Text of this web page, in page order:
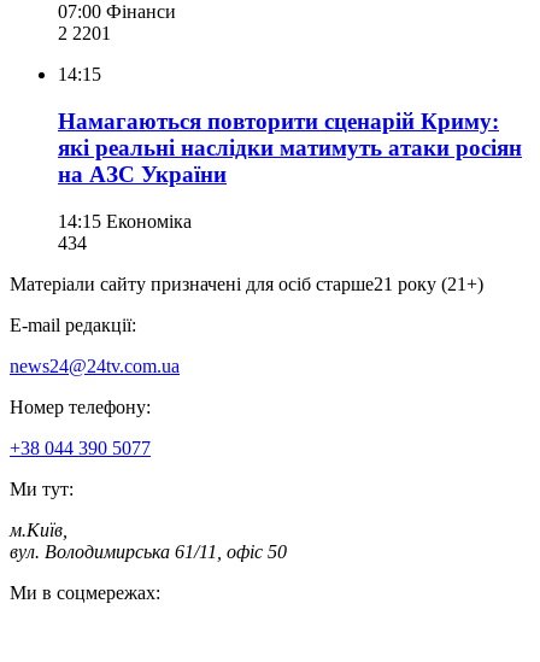
07:00 Фінанси
2 2201
14:15
Намагаються повторити сценарій Криму:
які реальні наслідки матимуть атаки росіян
на АЗС України
14:15 Економіка
434
Матеріали сайту призначені для осіб старше21 року (21+)
E-mail редакції:
news24@24tv.com.ua
Номер телефону:
+38 044 390 5077
Ми тут:
м.Київ
вул. Володимирська 61/11, офіс 50
Ми в соцмережах: